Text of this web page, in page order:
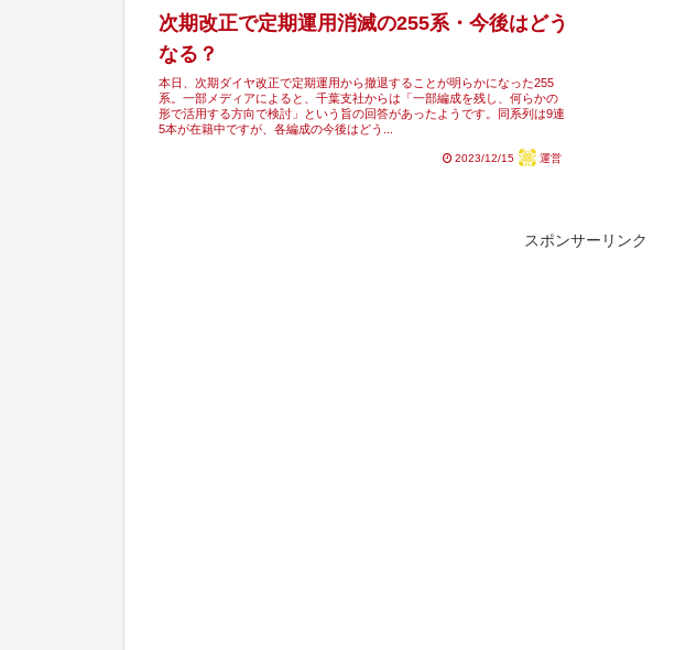
次期改正で定期運用消滅の255系・今後はどう
なる？
本日、次期ダイヤ改正で定期運用から撤退することが明らかになった255
系。一部メディアによると、千葉支社からは「一部編成を残し、何らかの
形で活用する方向で検討」という旨の回答があったようです。同系列は9連
5本が在籍中ですが、各編成の今後はどう...
2023/12/15 運営
スポンサーリンク